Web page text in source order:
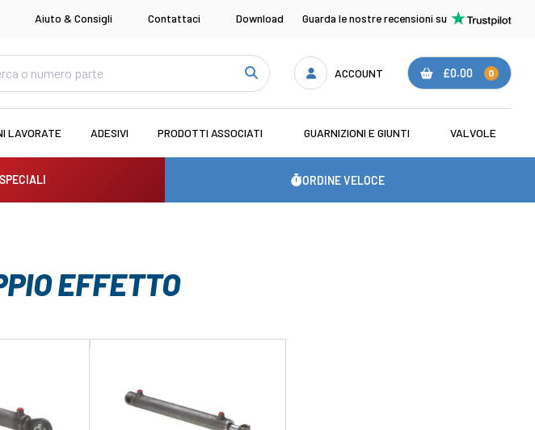
Aiuto & Consigli Contattaci Download Guarda le nostre recensioni su
ACCOUNT £0.00 0
LAVORATE ADESIVI PRODOTTI ASSOCIATI GUARNIZIONI E GIUNTI VALVOLE
ORDINE VELOCE
EFFETTO